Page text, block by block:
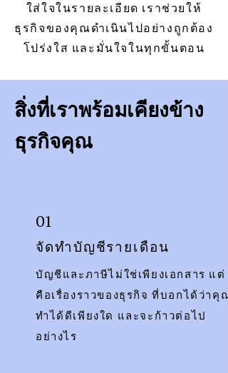
ใส่ใจในรายละเอียด เราช่วยให้
ธุรกิจของคุณดำเนินไปอย่างถูกต้อง
โปร่งใส และมั่นใจในทุกขั้นตอน
สิ่งที่เราพร้อมเคียงข้าง
ธุรกิจคุณ
01
จัดทำบัญชีรายเดือน
บัญชีและภาษีไม่ใช่เพียงเอกสาร แต่
คือเรื่องราวของธุรกิจ ที่บอกได้ว่าคุณ
ทำได้ดีเพียงใด และจะก้าวต่อไป
อย่างไร